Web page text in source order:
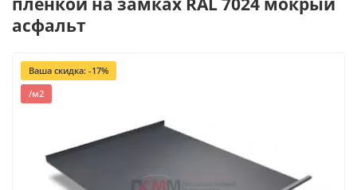
асфальт
Ваша скидка: -17%
/м2